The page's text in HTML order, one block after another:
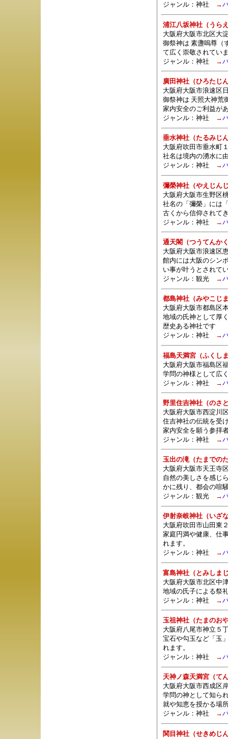
ジャンル： 神社 →
浦江八坂神社（うら
大阪府大阪市北区大
御祭神は 素盞嗚尊（
て広く崇敬されてい
ジャンル： 神社 →
廣田神社（ひろたじ
大阪府大阪市浪速区
御祭神は 天照大神荒
家内安全のご利益が
ジャンル： 神社 →
垂水神社（たるみじ
大阪府吹田市垂水町
社名は境内の湧水に
ジャンル： 神社 →
彌榮神社（やえじん
大阪府大阪市生野区
社名の「彌榮」には
古くから信仰されて
ジャンル： 神社 →
通天閣（つうてんか
大阪府大阪市浪速区
館内には大阪のシン
い事が叶うとされて
ジャンル：観光→
都島神社（みやこじ
大阪府大阪市都島区
地域の氏神として厚
歴史ある神社です
ジャンル： 神社 →
福島天満宮（ふくし
大阪府大阪市福島区
学問の神様として広
ジャンル： 神社 →
野里住吉神社（のさ
大阪府大阪市西淀川
住吉神社の伝統を受
家内安全を願う参拝
ジャンル： 神社 →
玉出の滝（たまでの
大阪府大阪市天王寺
自然の美しさを感じ
かに残り、都会の喧
ジャンル：観光→
伊射奈岐神社（いざ
大阪府吹田市山田東
家庭円満や健康、仕
れます。
ジャンル： 神社 →
富島神社（とみしま
大阪府大阪市北区中
地域の氏子による祭
ジャンル： 神社 →
玉祖神社（たまのお
大阪府八尾市神立５
宝石や勾玉など「玉
れます。
ジャンル： 神社 →
天神ノ森天満宮（て
大阪府大阪市西成区
学問の神として知ら
就や知恵を授かる場
ジャンル： 神社 →
関目神社（せきめじ